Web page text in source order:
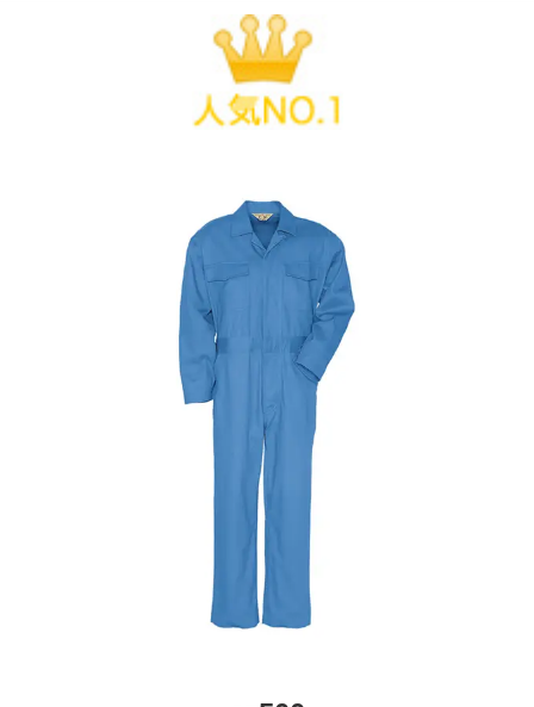
上下がつながった服。続服、エンカ
アイトス ツナギ